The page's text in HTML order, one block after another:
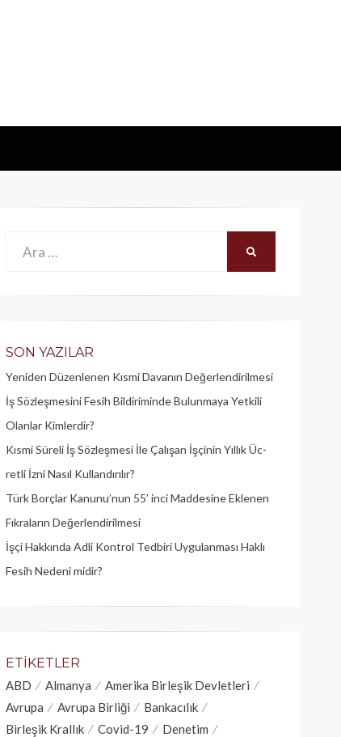
Ara:
SON YAZILAR
Yeniden Düzenlenen Kısmi Davanın Değerlendirilmesi
İş Sözleşmesini Fesih Bildiriminde Bulunmaya Yetkili
Olanlar Kimlerdir?
Kısmi Süreli İş Sözleşmesi İle Çalışan İşçinin Yıllık Üc­
retli İzni Nasıl Kullandırılır?
Türk Borçlar Kanunu’nun 55’ inci Maddesine Eklenen
Fıkraların Değerlendirilmesi
İşçi Hakkında Adli Kontrol Tedbiri Uygulanması Haklı
Fesih Nedeni midir?
ETIKETLER
ABD Almanya
Amerika Birleşik Devletleri
Avrupa
Avrupa Birliği
Bankacılık
Birleşik Krallık
Covid-19
Denetim